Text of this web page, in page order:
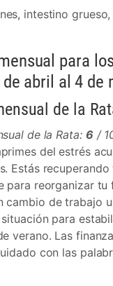
intestino
para
abril al 4 de
de la
de la Rata: 6 /
del estrés
Estás
para reorganizar tu
cambio de trabajo
para
verano. Las
con las